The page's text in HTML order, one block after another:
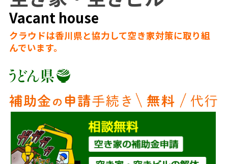
Vacant house
クラウドは香川県と協力して空き家対策に取り組
んでいます。